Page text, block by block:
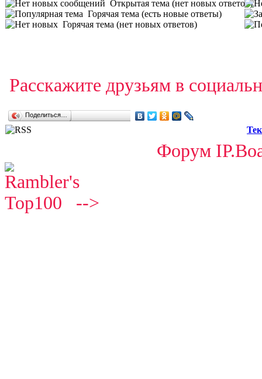
Открытая тема (нет новых ответов)
Горячая тема (есть новые ответы)
Горячая тема (нет новых ответов)
Расскажите друзьям в
Поделиться…
Форум
-->